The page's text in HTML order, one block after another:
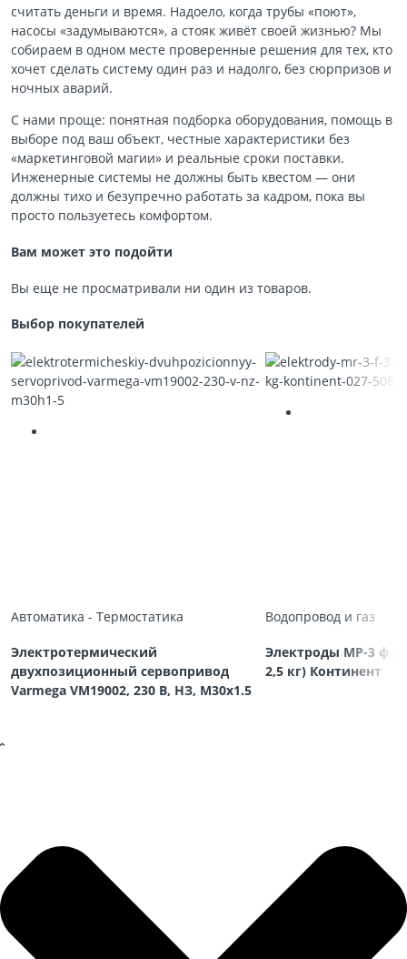
считать деньги и время. Надоело, когда трубы «поют»,
насосы «задумываются», а стояк живёт своей жизнью? Мы
собираем в одном месте проверенные решения для тех, кто
хочет сделать систему один раз и надолго, без сюрпризов и
ночных аварий.
С нами проще: понятная подборка оборудования, помощь в
выборе под ваш объект, честные характеристики без
«маркетинговой магии» и реальные сроки поставки.
Инженерные системы не должны быть квестом — они
должны тихо и безупречно работать за кадром, пока вы
просто пользуетесь комфортом.
Вам может это подойти
Вы еще не просматривали ни один из товаров.
Выбор покупателей
Автоматика - Термостатика
Электротермический
двухпозиционный сервопривод
Varmega VM19002, 230 В, НЗ, M30х1.5
Водопровод и газ
Электроды МР-3 ф
2,5 кг) Континент